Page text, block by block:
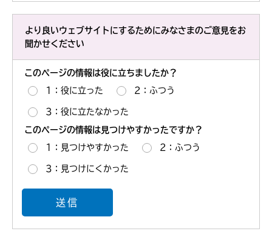
より良いウェブサイトにするためにみなさまのご意見をお
聞かせください
このページの情報は役に立ちましたか？
1：役に立った 2：ふつう
3：役に立たなかった
このページの情報は見つけやすかったですか？
1：見つけやすかった 2：ふつう
3：見つけにくかった